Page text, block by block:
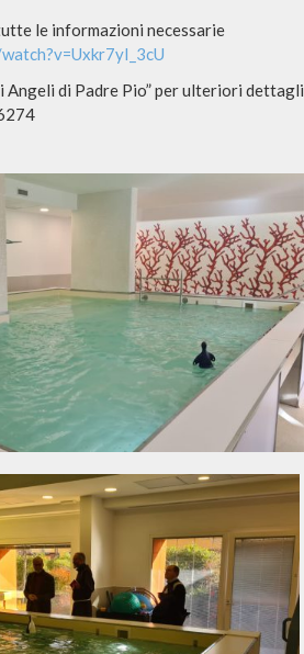
le informazioni necessarie
Angeli di Padre Pio” per ulteriori dettagli